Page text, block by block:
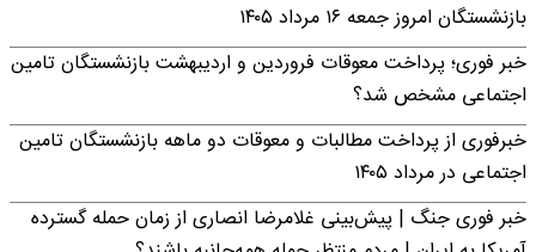
بازنشستگان امروز جمعه ۱۶ مرداد ۱۴۰۵
خبر فوری؛ پرداخت معوقات فروردین و اردیبهشت بازنشستگان تامین
اجتماعی مشخص شد؟
خبرفوری از پرداخت مطالبات و معوقات دو ماهه بازنشستگان تامین
اجتماعی در مرداد ۱۴۰۵
خبر فوری جنگ | پیش‌بینی غلامرضا انصاری از زمان حمله گسترده